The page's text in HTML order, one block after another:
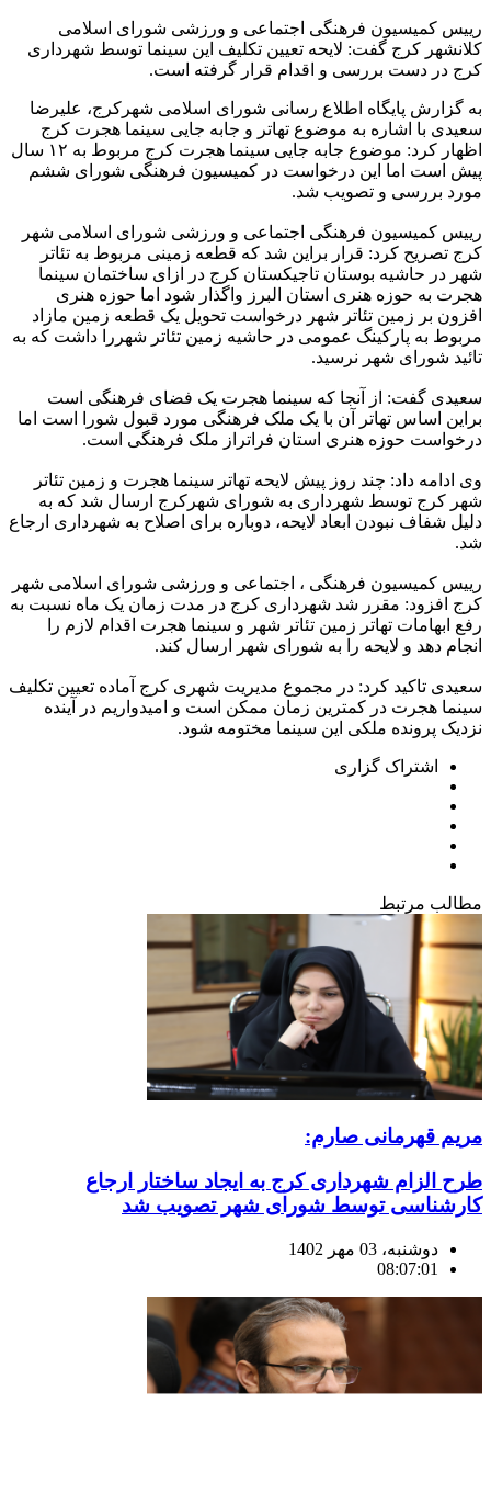
رییس کمیسیون فرهنگی اجتماعی و ورزشی شورای اسلامی
کلانشهر کرج گفت: لایحه تعیین تکلیف این سینما توسط شهرداری
کرج در دست بررسی و اقدام قرار گرفته است.
به گزارش پایگاه اطلاع رسانی شورای اسلامی شهرکرج، علیرضا
سعیدی با اشاره به موضوع تهاتر و جابه جایی سینما هجرت کرج
اظهار کرد: موضوع جابه جایی سینما هجرت کرج مربوط به ۱۲ سال
پیش است اما این درخواست در کمیسیون فرهنگی شورای ششم
مورد بررسی و تصویب شد.
رییس کمیسیون فرهنگی اجتماعی و ورزشی شورای اسلامی شهر
کرج تصریح کرد: قرار براین شد که قطعه زمینی مربوط به تئاتر
شهر در حاشیه بوستان تاجیکستان کرج در ازای ساختمان سینما
هجرت به حوزه هنری استان البرز واگذار شود اما حوزه هنری
افزون بر زمین تئاتر شهر درخواست تحویل یک قطعه زمین مازاد
مربوط به پارکینگ عمومی در حاشیه زمین تئاتر شهررا داشت که به
تائید شورای شهر نرسید.
سعیدی گفت: از آنجا که سینما هجرت یک فضای فرهنگی است
براین اساس تهاتر آن با یک ملک فرهنگی مورد قبول شورا است اما
درخواست حوزه هنری استان فراتراز ملک فرهنگی است.
وی ادامه داد: چند روز پیش لایحه تهاتر سینما هجرت و زمین تئاتر
شهر کرج توسط شهرداری به شورای شهرکرج ارسال شد که به
دلیل شفاف نبودن ابعاد لایحه، دوباره برای اصلاح به شهرداری ارجاع
شد.
رییس کمیسیون فرهنگی ، اجتماعی و ورزشی شورای اسلامی شهر
کرج افزود: مقرر شد شهرداری کرج در مدت زمان یک ماه نسبت به
رفع ابهامات تهاتر زمین تئاتر شهر و سینما هجرت اقدام لازم را
انجام دهد و لایحه را به شورای شهر ارسال کند.
سعیدی تاکید کرد: در مجموع مدیریت شهری کرج آماده تعیین تکلیف
سینما هجرت در کمترین زمان ممکن است و امیدواریم در آینده
نزدیک پرونده ملکی این سینما مختومه شود.
اشتراک گزاری
مطالب مرتبط
مریم قهرمانی صارم:
طرح الزام شهرداری کرج به ایجاد ساختار ارجاع
کارشناسی توسط شورای شهر تصویب شد
دوشنبه، 03 مهر 1402
08:07:01